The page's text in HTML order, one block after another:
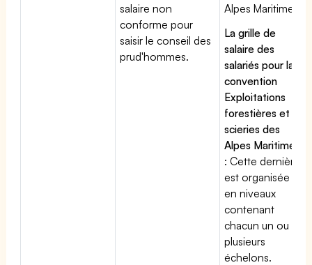
salaire non
conforme pour
saisir le conseil des
prud'hommes.
Alpes Maritimes
La grille de
salaire des
salariés pour la
convention
Exploitations
forestières et
scieries des
Alpes Maritimes
: Cette dernière
est organisée
en niveaux
contenant
chacun un ou
plusieurs
échelons.